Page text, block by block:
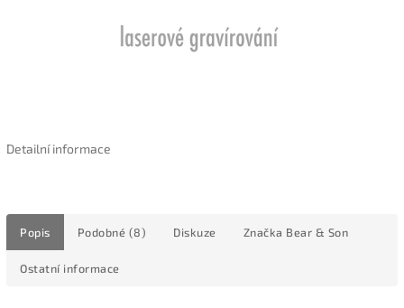
Detailní informace
Popis Podobné (8) Diskuze Značka Bear & Son
Ostatní informace